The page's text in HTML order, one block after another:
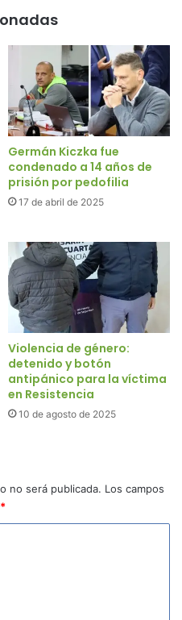
Germán Kiczka fue
condenado a 14 años de
prisión por pedofilia
17 de abril de 2025
Violencia de género:
detenido y botón
antipánico para la víctima
en Resistencia
10 de agosto de 2025
no será publicada. Los campos
*